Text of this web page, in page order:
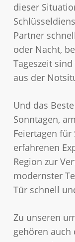
dieser
Partner
oder Nacht,
Tageszeit
aus der
Und das
Sonntagen,
Feiertagen für
erfahrenen
Region zur
modernster
Tür schnell
Zu unseren
gehören auch